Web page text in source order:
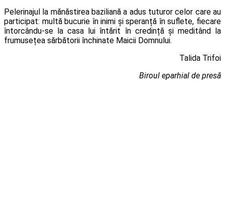
Pelerinajul la mănăstirea baziliană a adus tuturor celor care au
participat: multă bucurie în inimi și speranță în suflete, fiecare
întorcându-se la casa lui întărit în credință și meditând la
frumusețea sărbătorii închinate Maicii Domnului.
Talida Trifoi
Biroul eparhial de presă